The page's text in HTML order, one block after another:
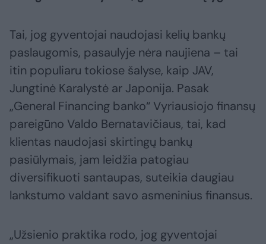
Tai, jog gyventojai naudojasi kelių bankų
paslaugomis, pasaulyje nėra naujiena – tai
itin populiaru tokiose šalyse, kaip JAV,
Jungtinė Karalystė ar Japonija. Pasak
„General Financing banko“ Vyriausiojo finansų
pareigūno Valdo Bernatavičiaus, tai, kad
klientas naudojasi skirtingų bankų
pasiūlymais, jam leidžia patogiau
diversifikuoti santaupas, suteikia daugiau
lankstumo valdant savo asmeninius finansus.
„Užsienio praktika rodo, jog gyventojai